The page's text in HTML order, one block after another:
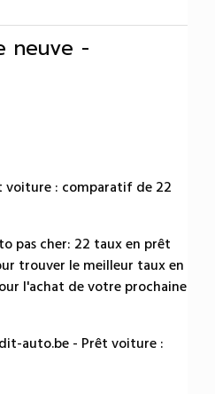
neuve -
voiture : comparatif de 22
pas cher: 22 taux en prêt
trouver le meilleur taux en
l'achat de votre prochaine
auto.be - Prêt voiture :